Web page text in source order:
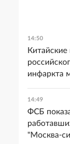
14:50
инфаркта
14:49
ФСБ
"Москва-